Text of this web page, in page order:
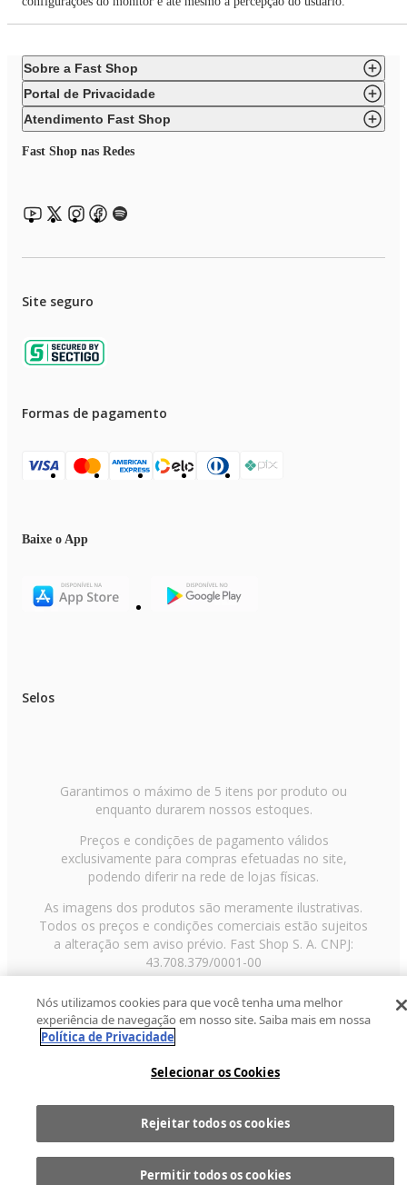
Comprar
Sobre a Fast Shop
Portal de Privacidade
Atendimento Fast Shop
Fast Shop nas Redes
Site seguro
Formas de pagamento
Baixe o App
Selos
Garantimos o máximo de 5 itens por produto ou
enquanto durarem nossos estoques.
Preços e condições de pagamento válidos
exclusivamente para compras efetuadas no site,
podendo diferir na rede de lojas físicas.
As imagens dos produtos são meramente ilustrativas.
Todos os preços e condições comerciais estão sujeitos
a alteração sem aviso prévio. Fast Shop S. A. CNPJ:
43.708.379/0001-00
Paulo/SP, CEP 02029-001, Telefone: 11 3003-3728 ©
2013 Fast Shop - Todos os direitos reservadosRF
Nós utilizamos cookies para que você tenha uma melhor
experiência de navegação em nosso site. Saiba mais em nossa
Política de Privacidade
Selecionar os Cookies
Rejeitar todos os cookies
Permitir todos os cookies